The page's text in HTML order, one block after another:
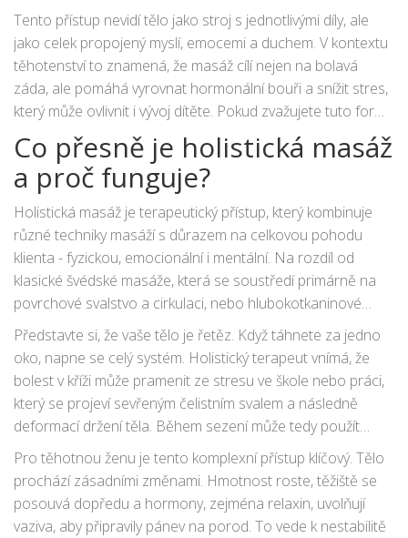
pomůže. Zde přichází na scénu
holistická masáž
, která
nabízí více než jen mechanické uvolnění svalů.
Tento přístup nevidí tělo jako stroj s jednotlivými díly, ale
jako celek propojený myslí, emocemi a duchem. V kontextu
těhotenství to znamená, že masáž cílí nejen na bolavá
záda, ale pomáhá vyrovnat hormonální bouři a snížit stres,
který může ovlivnit i vývoj dítěte. Pokud zvažujete tuto formu
péče, je důležité vědět, co přesně můžete očekávat a jak
zajistit, aby byl zážitek bezpečný a prospěšný pro vás obě.
Co přesně je holistická masáž
a proč funguje?
Holistická masáž je terapeutický přístup, který kombinuje
různé techniky masáží s důrazem na celkovou pohodu
klienta - fyzickou, emocionální i mentální. Na rozdíl od
klasické švédské masáže, která se soustředí primárně na
povrchové svalstvo a cirkulaci, nebo hlubokotkaninové
masáže zaměřené na specifické uzly, hledá terapeut
příčinu nepohodlí v souvislostech.
Představte si, že vaše tělo je řetěz. Když táhnete za jedno
oko, napne se celý systém. Holistický terapeut vnímá, že
bolest v kříži může pramenit ze stresu ve škole nebo práci,
který se projeví sevřeným čelistním svalem a následně
deformací držení těla. Během sezení může tedy použít
jemné tlaky na chodidla (reflexní zónová terapie), uvolnění
krku a ramen a zároveň vést klienta k uvědomělému
dýchání.
Pro těhotnou ženu je tento komplexní přístup klíčový. Tělo
prochází zásadními změnami. Hmotnost roste, těžiště se
posouvá dopředu a hormony, zejména relaxin, uvolňují
vaziva, aby připravily pánev na porod. To vede k nestabilitě